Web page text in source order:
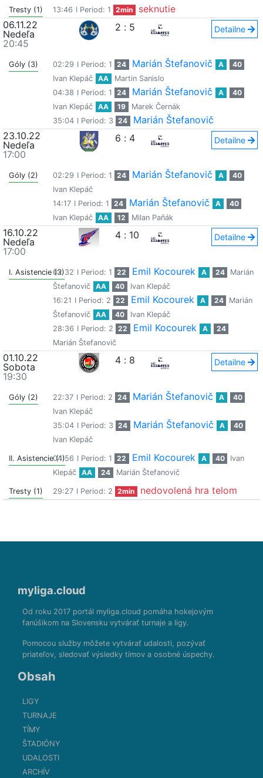
Tresty (1) 13:46 I Period: 1 2min
seknutie
06.11.22
Nedeľa
20:45
2 : 5 Detailne
Góly (3) 02:29 I Period: 1 24 Marián Štefanovič A
40
Ivan Klepáč
AA
Martin Sanislo
04:38 I Period: 1 24 Marián Štefanovič A
40
Ivan Klepáč
AA 19
Marek Černák
35:04 I Period: 3 24
Marián Štefanovič
23.10.22
Nedeľa
17:00
6 : 4 Detailne
Góly (2) 02:29 I Period: 1 24 Marián Štefanovič A
40
Ivan Klepáč
14:17 I Period: 1 24 Marián Štefanovič A
40
Ivan Klepáč
AA 12 Milan Paňák
16.10.22
Nedeľa
17:00
4 : 10 Detailne
I. Asistencie (3)02:32 I Period: 1 22 Emil Kocourek A 24
Marián
Štefanovič
AA 40
Ivan Klepáč
16:21 I Period: 2 22 Emil Kocourek A 24
Marián
Štefanovič
AA 40
Ivan Klepáč
28:36 I Period: 2 22 Emil Kocourek A
24
Marián Štefanovič
01.10.22
Sobota
19:30
4 : 8 Detailne
Góly (2) 22:37 I Period: 2 24 Marián Štefanovič A
40
Ivan Klepáč
35:04 I Period: 3 24 Marián Štefanovič A
40
Ivan Klepáč
II. Asistencie (1)
04:56 I Period: 1 22 Emil Kocourek A 40
Ivan
Klepáč
AA 24 Marián Štefanovič
Tresty (1) 29:27 I Period: 2 2min nedovolená hra telom
myliga.cloud
Od roku 2017 portál myliga.cloud pomáha hokejovým
fanúšikom na Slovensku vytvárať turnaje a ligy.
Pomocou služby môžete vytvárať udalosti, pozývať
priateľov, sledovať výsledky tímov a osobné úspechy.
Obsah
LIGY
TURNAJE
TÍMY
ŠTADIÓNY
UDALOSTI
ARCHÍV